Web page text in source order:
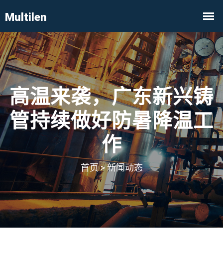
高温来袭，广东新兴铸
管持续做好防暑降温工
作
首页>新闻动态